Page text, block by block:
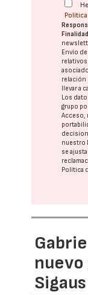
Envío
relación
llevar a
Los
grupo
nuestro
se
Política